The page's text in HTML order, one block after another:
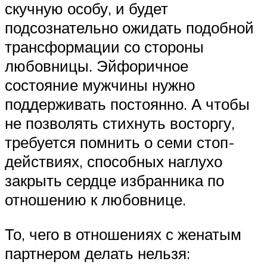
скучную особу, и будет
подсознательно ожидать подобной
трансформации со стороны
любовницы. Эйфоричное
состояние мужчины нужно
поддерживать постоянно. А чтобы
не позволять стихнуть восторгу,
требуется помнить о семи стоп-
действиях, способных наглухо
закрыть сердце избранника по
отношению к любовнице.
То, чего в отношениях с женатым
партнером делать нельзя: